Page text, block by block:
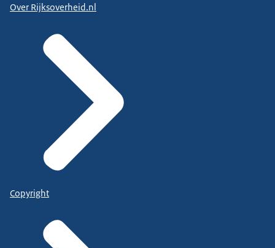
Over Rijksoverheid.nl
Copyright